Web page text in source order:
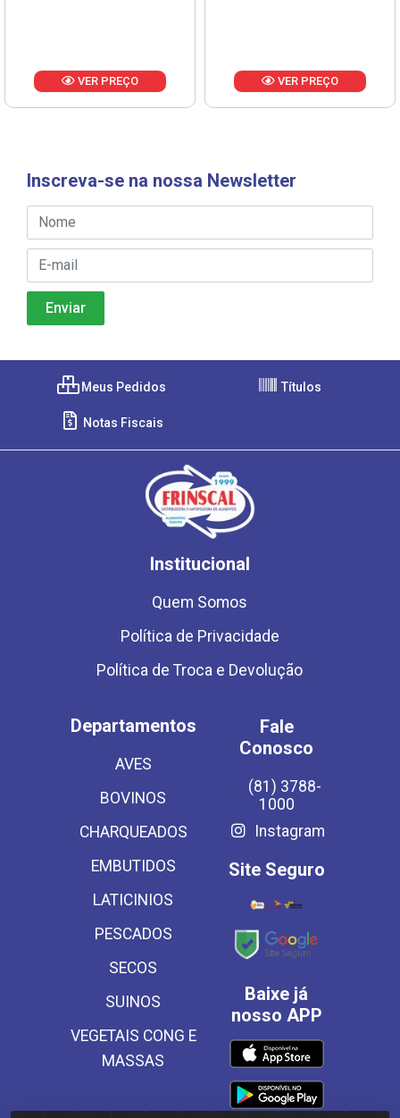
VER PREÇO VER PREÇO
Inscreva-se na nossa Newsletter
Meus Pedidos Títulos
Notas Fiscais
Institucional
Quem Somos
Política de Privacidade
Política de Troca e Devolução
Departamentos
AVES
BOVINOS
CHARQUEADOS
EMBUTIDOS
LATICINIOS
PESCADOS
SECOS
SUINOS
VEGETAIS CONG E
MASSAS
Fale
Conosco
(81) 3788-
1000
Instagram
Site Seguro
Baixe já
nosso APP